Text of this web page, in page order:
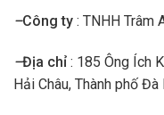
–Công ty : TNHH Trâm
–Địa chỉ : 185 Ông Ích
Hải Châu, Thành phố Đà